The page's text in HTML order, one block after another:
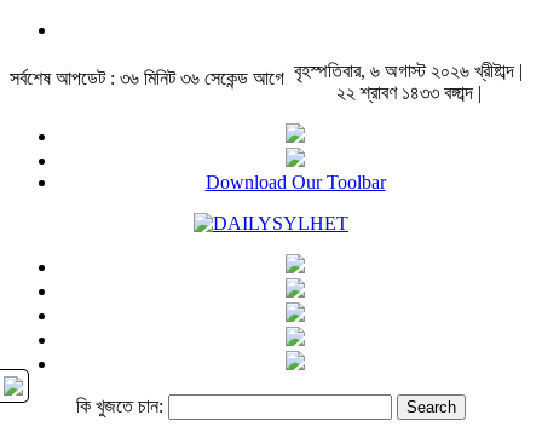
সর্বশেষ আপডেট : ৩৬ মিনিট ৩৬ সেকেন্ড আগে বৃহস্পতিবার, ৬ অগাস্ট ২০২৬ খ্রীষ্টাব্দ |
২২ শ্রাবণ ১৪৩৩ বঙ্গাব্দ |
Download Our Toolbar
কি খুজতে চান: